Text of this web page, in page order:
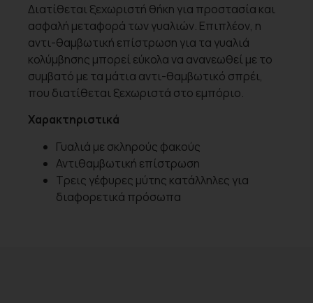
Διατίθεται ξεχωριστή θήκη για προστασία και
ασφαλή μεταφορά των γυαλιών. Επιπλέον, η
αντι-θαμβωτική επίστρωση για τα γυαλιά
κολύμβησης μπορεί εύκολα να ανανεωθεί με το
συμβατό με τα μάτια αντι-θαμβωτικό σπρέι,
που διατίθεται ξεχωριστά στο εμπόριο.
Χαρακτηριστικά
Γυαλιά με σκληρούς φακούς
Αντιθαμβωτική επίστρωση
Τρεις γέφυρες μύτης κατάλληλες για
διαφορετικά πρόσωπα